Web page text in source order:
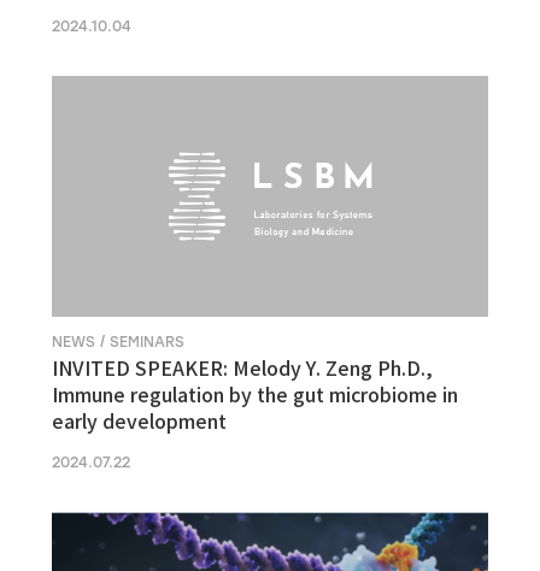
2024.10.04
NEWS / SEMINARS
INVITED SPEAKER: Melody Y. Zeng Ph.D.,
Immune regulation by the gut microbiome in
early development
2024.07.22